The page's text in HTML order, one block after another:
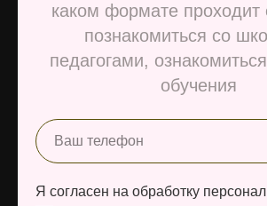
каком формате проходит
познакомиться со
педагогами,
обучения
Я согласен на обработку